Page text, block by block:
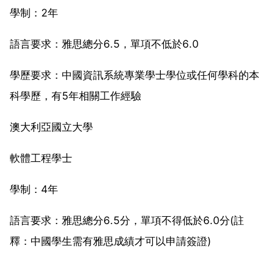
學制：2年
語言要求：雅思總分6.5，單項不低於6.0
學歷要求：中國資訊系統專業學士學位或任何學科的本
科學歷，有5年相關工作經驗
澳大利亞國立大學
軟體工程學士
學制：4年
語言要求：雅思總分6.5分，單項不得低於6.0分(註
釋：中國學生需有雅思成績才可以申請簽證)